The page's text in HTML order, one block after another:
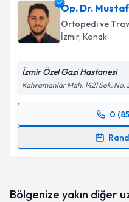
Op. Dr.
Ortopedi ve
İzmir, Konak
İzmir Özel Gazi Hastanesi
Kahramanlar Mah. 1421 Sok. No:
0
Randevu Takvimi
oluşturun. Size bu
Bölgenize yakın diğer